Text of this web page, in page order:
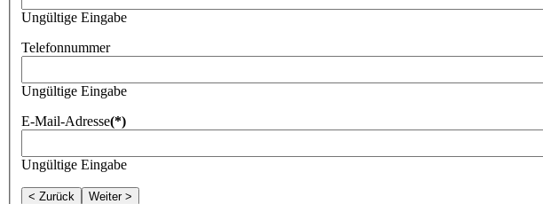
Ungültige Eingabe
Telefonnummer
Ungültige Eingabe
E-Mail-Adresse(*)
Ungültige Eingabe
< Zurück Weiter >